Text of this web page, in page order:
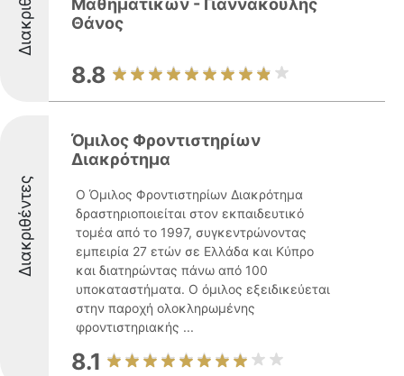
Μαθηματικών - Γιαννακούλης
Θάνος
8.8
Διακριθέντες
Όμιλος Φροντιστηρίων
Διακρότημα
Ο Όμιλος Φροντιστηρίων Διακρότημα
δραστηριοποιείται στον εκπαιδευτικό
τομέα από το 1997, συγκεντρώνοντας
εμπειρία 27 ετών σε Ελλάδα και Κύπρο
και διατηρώντας πάνω από 100
υποκαταστήματα. Ο όμιλος εξειδικεύεται
στην παροχή ολοκληρωμένης
φροντιστηριακής ...
8.1